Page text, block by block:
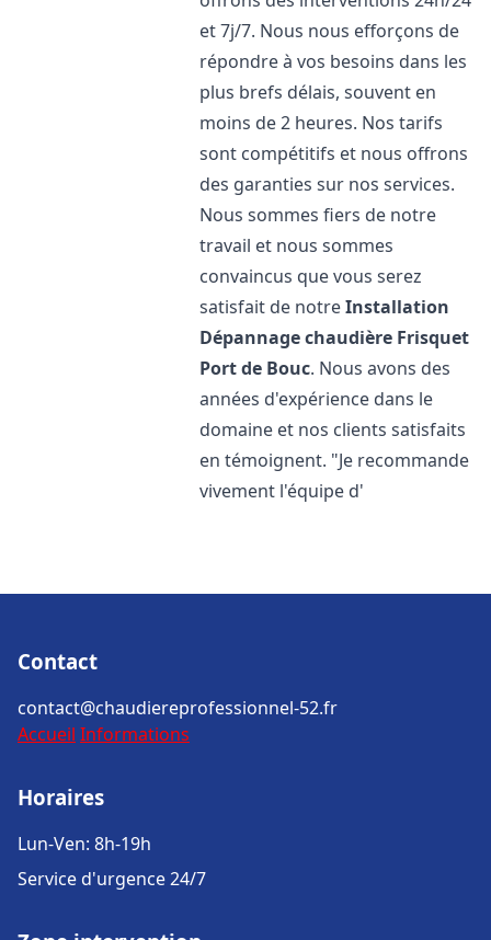
et 7j/7. Nous nous efforçons de
répondre à vos besoins dans les
plus brefs délais, souvent en
moins de 2 heures. Nos tarifs
sont compétitifs et nous offrons
des garanties sur nos services.
Nous sommes fiers de notre
travail et nous sommes
convaincus que vous serez
satisfait de notreInstallation
Dépannage chaudière Frisquet
Port de Bouc. Nous avons des
années d'expérience dans le
domaine et nos clients satisfaits
en témoignent. "Je recommande
vivement l'équipe d'
Contact
contact@chaudiereprofessionnel-52.fr
Accueil Informations
Horaires
Lun-Ven: 8h-19h
Service d'urgence 24/7